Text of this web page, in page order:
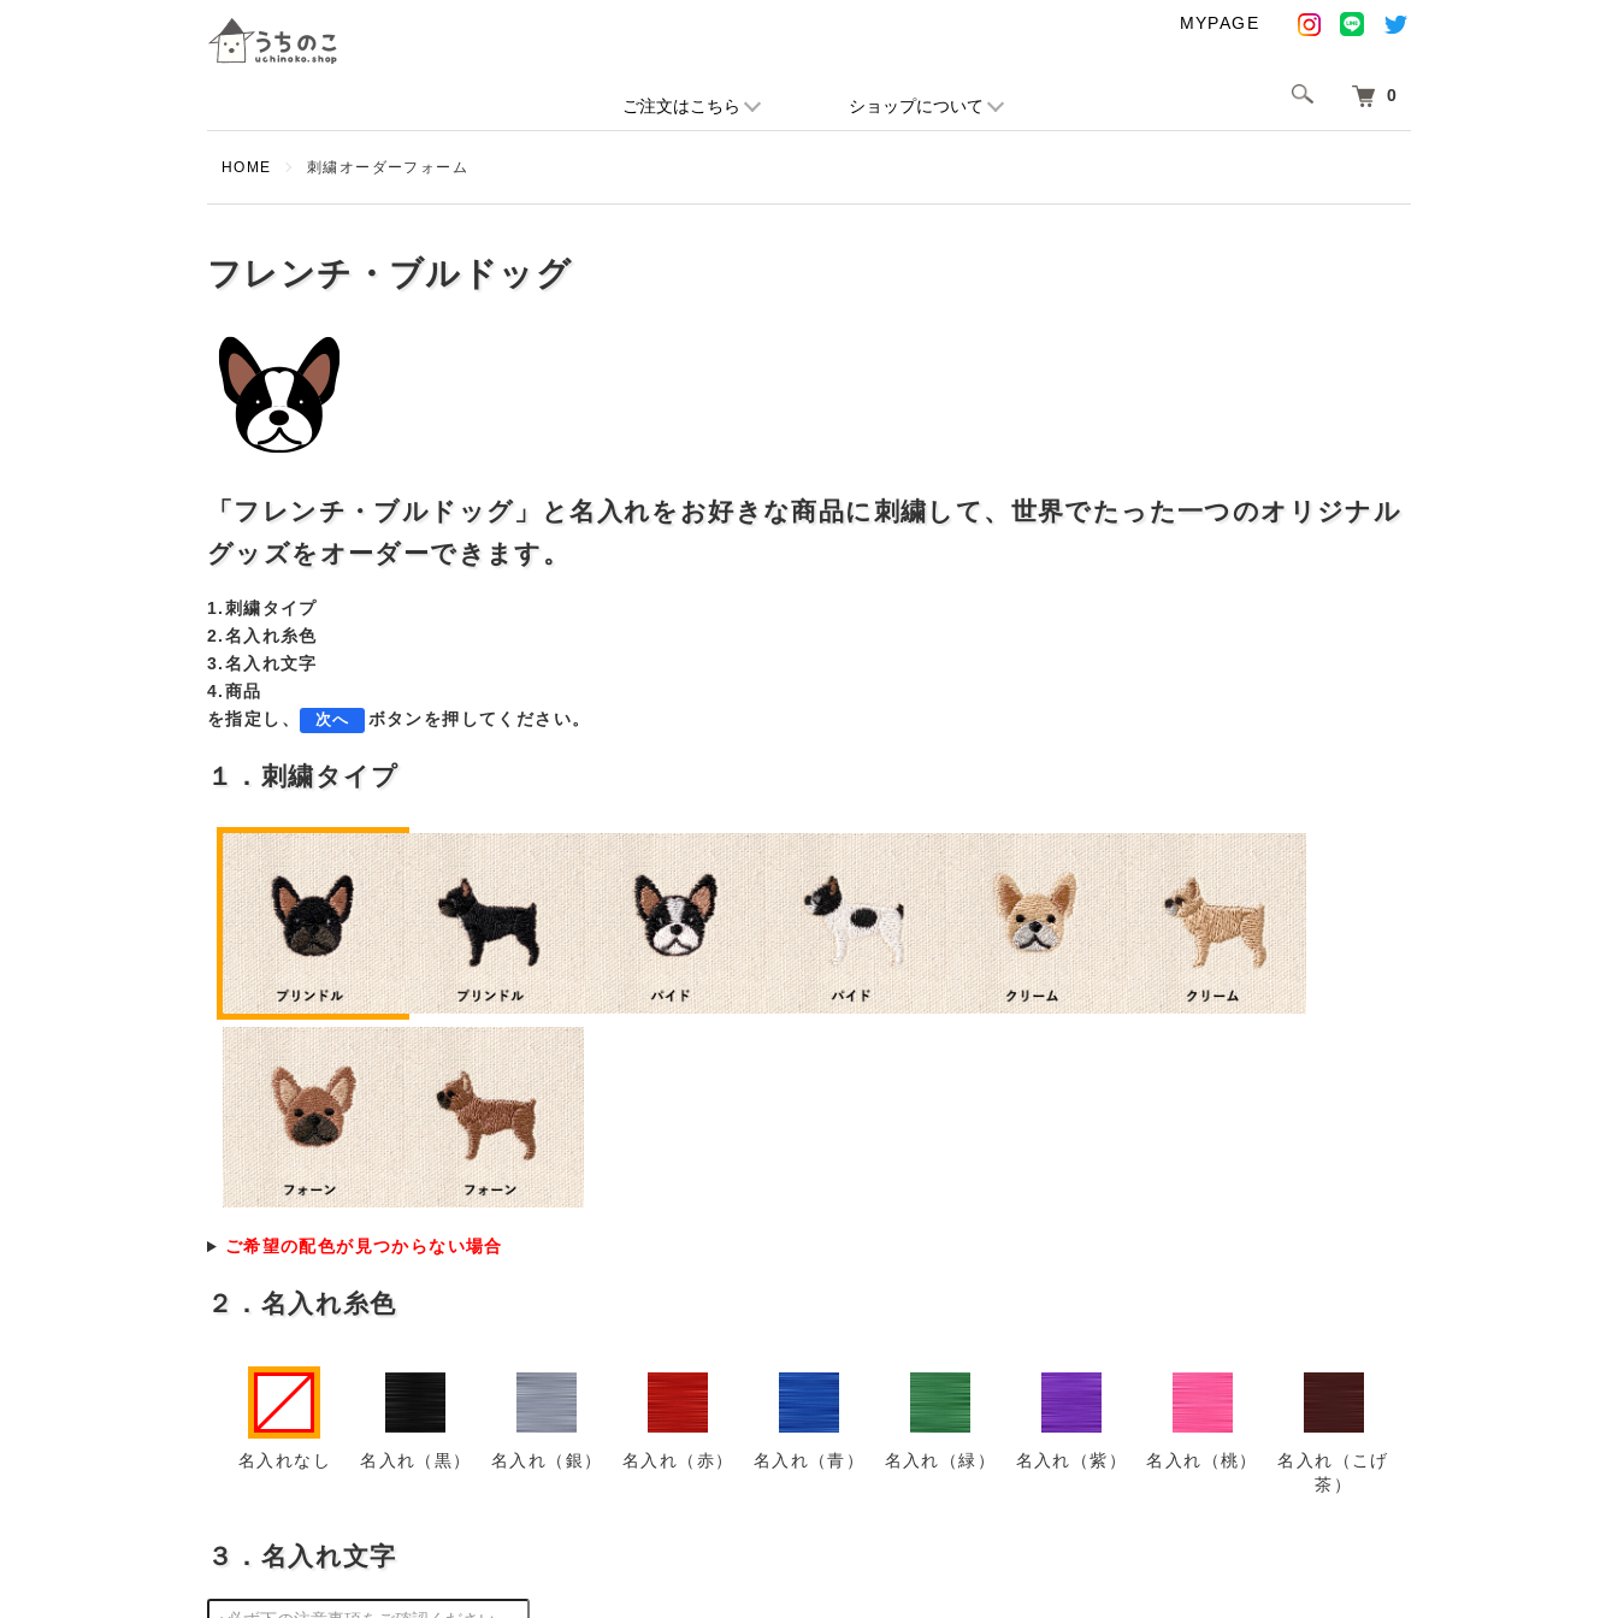
0
ご注文はこちら ショップについて
MYPAGE
HOME 刺繍オーダーフォーム
フレンチ・ブルドッグ
「フレンチ・ブルドッグ」と名入れをお好きな商品に刺繍して、世界でたった一つのオリジナル
グッズをオーダーできます。
1.刺繍タイプ
2.名入れ糸色
3.名入れ文字
4.商品
を指定し、
次へ ボタンを押してください。
１．刺繍タイプ
ご希望の配色が見つからない場合
２．名入れ糸色
名入れなし 名入れ（黒） 名入れ（銀） 名入れ（赤） 名入れ（青） 名入れ（緑） 名入れ（紫） 名入れ（桃）
名入れ（こげ
茶）
３．名入れ文字